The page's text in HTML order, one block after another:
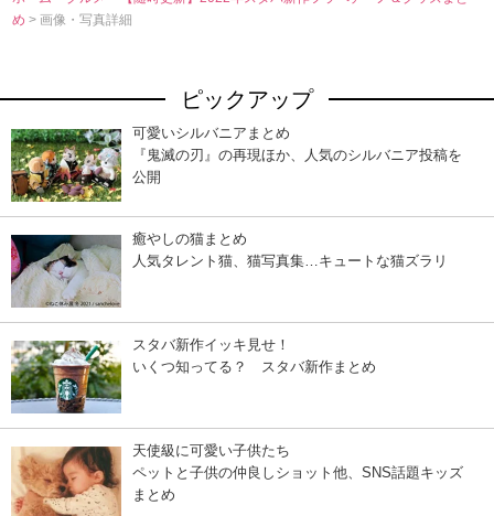
め> 画像・写真詳細
ピックアップ
可愛いシルバニアまとめ
『鬼滅の刃』の再現ほか、人気のシルバニア投稿を
公開
癒やしの猫まとめ
人気タレント猫、猫写真集…キュートな猫ズラリ
スタバ新作イッキ見せ！
いくつ知ってる？ スタバ新作まとめ
天使級に可愛い子供たち
ペットと子供の仲良しショット他、SNS話題キッズ
まとめ